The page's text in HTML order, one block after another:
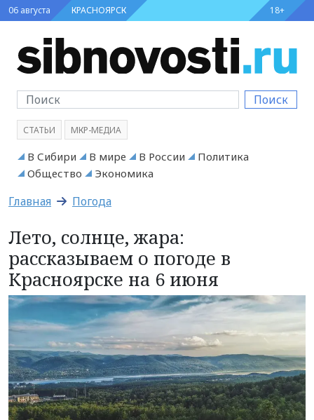
06 августа КРАСНОЯРСК 18+
Поиск
СТАТЬИ МКР-МЕДИА
В Сибири В мире В России
Политика
Общество
Экономика
Главная Погода
Лето, солнце, жара:
рассказываем о погоде в
Красноярске на 6 июня